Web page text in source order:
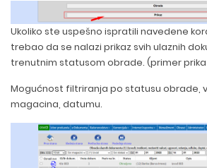
Ukoliko ste uspešno ispratili navedene
trebao da se nalazi prikaz svih ulaznih
trenutnim statusom obrade. (primer
Mogućnost filtriranja po statusu obrade,
magacina, datumu.